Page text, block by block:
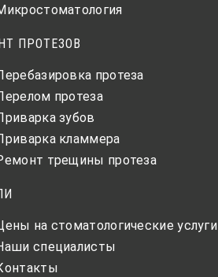
ПРОТЕЗОВ
протеза
протеза
зубов
кламмера
трещины протеза
на стоматологические услуги
специалисты